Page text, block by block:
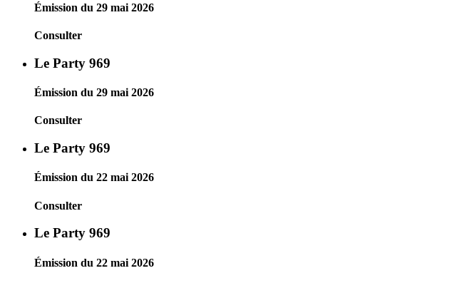
Émission du 29 mai 2026
Consulter
Le Party 969
Émission du 29 mai 2026
Consulter
Le Party 969
Émission du 22 mai 2026
Consulter
Le Party 969
Émission du 22 mai 2026